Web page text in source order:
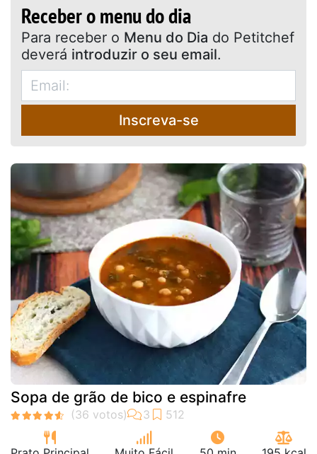
Receber o menu do dia
Para receber o Menu do Dia do Petitchef
deverá introduzir o seu email.
Inscreva-se
Sopa de grão de bico e espinafre